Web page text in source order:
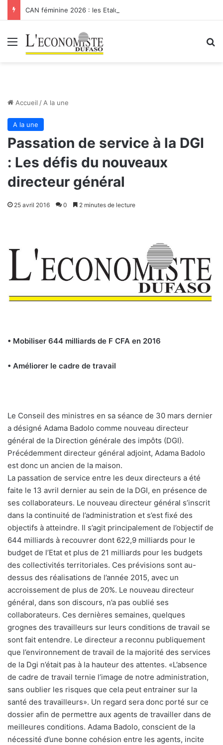
Menu
Accueil / A la une
A la une
Passation de service à la DGI
: Les défis du nouveaux
directeur général
25 avril 2016 0 2 minutes de lecture
• Mobiliser 644 milliards de F CFA en 2016
• Améliorer le cadre de travail
Le Conseil des ministres en sa séance de 30 mars dernier
a désigné Adama Badolo comme nouveau directeur
général de la Direction générale des impôts (DGI).
Précédemment directeur général adjoint, Adama Badolo
est donc un ancien de la maison.
La passation de service entre les deux directeurs a été
faite le 13 avril dernier au sein de la DGI, en présence de
ses collaborateurs. Le nouveau directeur général s’inscrit
dans la continuité de l’administration et s’est fixé des
objectifs à atteindre. Il s’agit principalement de l’objectif de
644 milliards à recouvrer dont 622,9 milliards pour le
budget de l’Etat et plus de 21 milliards pour les budgets
des collectivités territoriales. Ces prévisions sont au-
dessus des réalisations de l’année 2015, avec un
accroissement de plus de 20%. Le nouveau directeur
général, dans son discours, n’a pas oublié ses
collaborateurs. Ces dernières semaines, quelques
grognes des travailleurs sur leurs conditions de travail se
sont fait entendre. Le directeur a reconnu publiquement
que l’environnement de travail de la majorité des services
de la Dgi n’était pas à la hauteur des attentes. «L’absence
de cadre de travail ternie l’image de notre administration,
sans oublier les risques que cela peut entrainer sur la
santé des travailleurs». Un regard sera donc porté sur ce
dossier afin de permettre aux agents de travailler dans de
meilleures conditions. Adama Badolo, conscient de la
nécessité d’une bonne cohésion entre les agents, incite